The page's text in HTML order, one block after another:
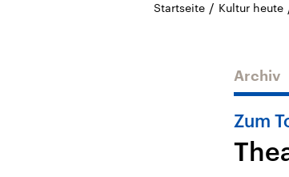
Hörspiel und Feature
Landtagswahl
Startseite / Kultur heute
Archiv
Zum